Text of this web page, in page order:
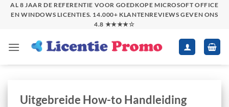
SkipAL 8 JAAR DE REFERENTIE VOOR GOEDKOPE MICROSOFT OFFICE
EN WINDOWS LICENTIES. 14.000+ KLANTENREVIEWS GEVEN ONS
4.8 ★★★★☆
Uitgebreide How-to Handleiding